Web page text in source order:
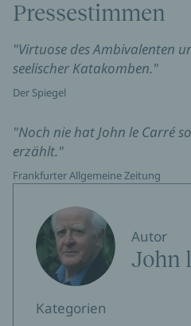
Pressestimmen
"Virtuose des Ambivalenten
seelischer Katakomben."
Der Spiegel
"Noch nie hat John le Carré
erzählt."
Frankfurter Allgemeine Zeitung
Autor
John
Kategorien